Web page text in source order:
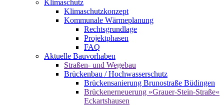
Klimaschutz
Klimaschutzkonzept
Kommunale Wärmeplanung
Rechtsgrundlage
Projektphasen
FAQ
Aktuelle Bauvorhaben
Straßen- und Wegebau
Brückenbau / Hochwasserschutz
Brückensanierung Brunostraße Büdingen
Brückenerneuerung »Grauer-Stein-Straße«
Eckartshausen